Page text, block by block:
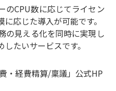
のCPU数に応じてライセン
応じた導入が可能です。
の見える化を同時に実現し
たいサービスです。
・経費精算/稟議」公式HP